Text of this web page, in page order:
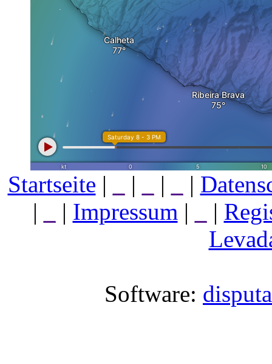
Startseite | | | |
|
| Impressum | |
Software: